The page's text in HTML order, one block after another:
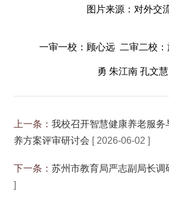
图片来源：对外交
一审一校：顾心远 二审二校
勇 朱江南 孔文慧
上一条： 我校召开智慧健康养老服
养方案评审研讨会 [ 2026-06-02 ]
下一条： 苏州市教育局严志副局长调
]